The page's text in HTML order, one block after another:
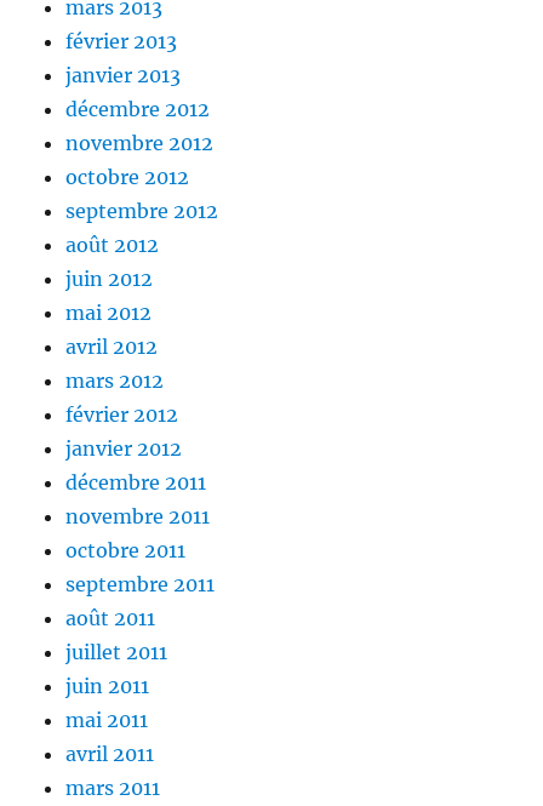
mars 2013
février 2013
janvier 2013
décembre 2012
novembre 2012
octobre 2012
septembre 2012
août 2012
juin 2012
mai 2012
avril 2012
mars 2012
février 2012
janvier 2012
décembre 2011
novembre 2011
octobre 2011
septembre 2011
août 2011
juillet 2011
juin 2011
mai 2011
avril 2011
mars 2011